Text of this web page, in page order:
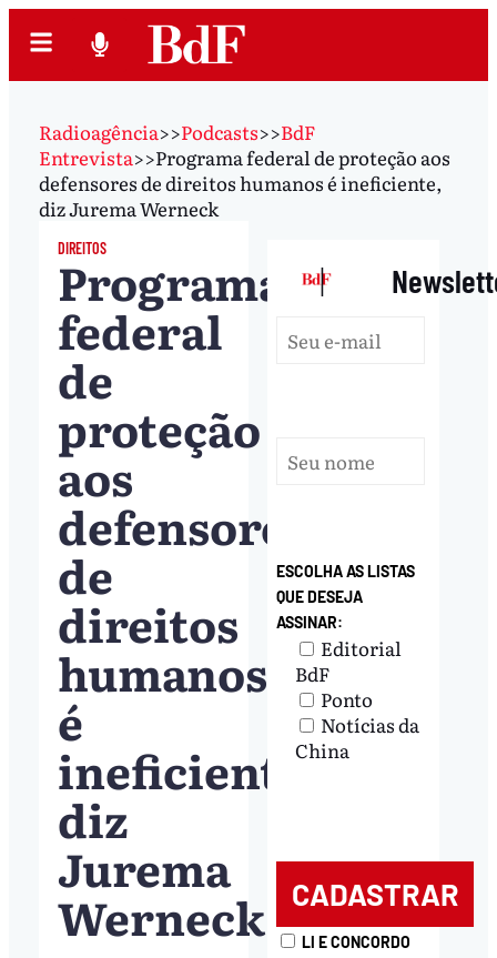
Radioagência>>Podcasts>>BdF
Entrevista>>Programa federal de proteção aos
defensores de direitos humanos é ineficiente,
diz Jurema Werneck
DIREITOS
Programa
federal
de
proteção
aos
defensores
de
direitos
humanos
é
ineficiente,
diz
Jurema
Werneck
|
ESCOLHA AS LISTAS
QUE DESEJA
ASSINAR:
Editorial
BdF
Ponto
Notícias da
China
LI E CONCORDO